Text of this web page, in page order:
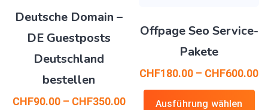
Deutsche Domain –
DE Guestposts
Deutschland
bestellen
CHF90.00– CHF350.00
Offpage Seo Service-
Pakete
CHF180.00 – CHF600.00
Ausführung wählen